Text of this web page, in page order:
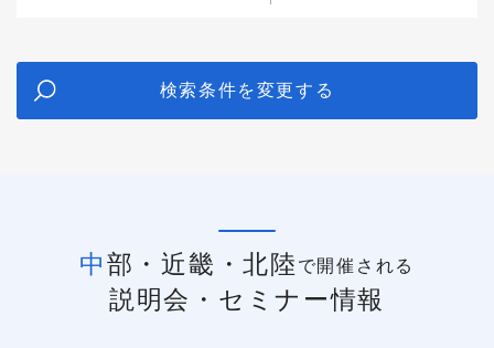
検索条件を変更する
中部・近畿・北陸 で開催される
説明会・セミナー情報